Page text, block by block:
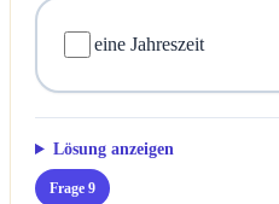
eine Jahreszeit
Lösung anzeigen
Frage 9